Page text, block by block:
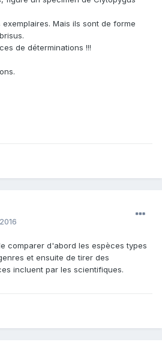
Mais ils sont de forme
de déterminations !!!
comparer d'abord les espèces types
et ensuite de tirer des
incluent par les scientifiques.